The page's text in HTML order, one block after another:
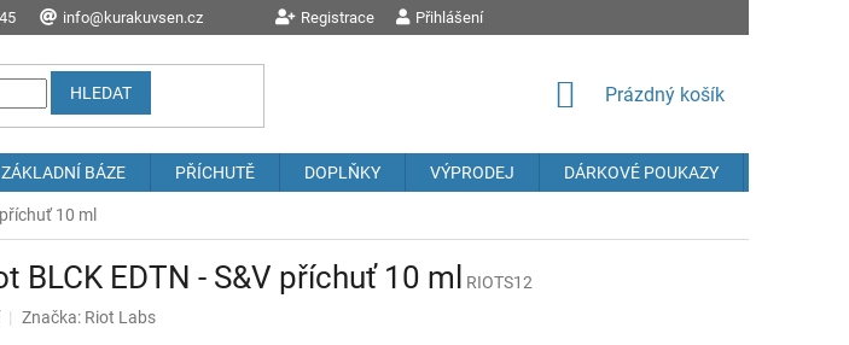
info@kurakuvsen.cz
NAKOUPIT U NÁS? JAK NAKUPOVAT OBCHODNÍ PODMÍNKY
Registrace Přihlášení
HLEDAT
NÁKUPNÍ
Prázdný košík
ZÁKLADNÍ BÁZE PŘÍCHUTĚ DOPLŇKY VÝPRODEJ DÁRKOVÉ POUKAZY
10 ml
BLCK EDTN - S&V příchuť 10 ml
RIOTS12
Značka: Riot Labs